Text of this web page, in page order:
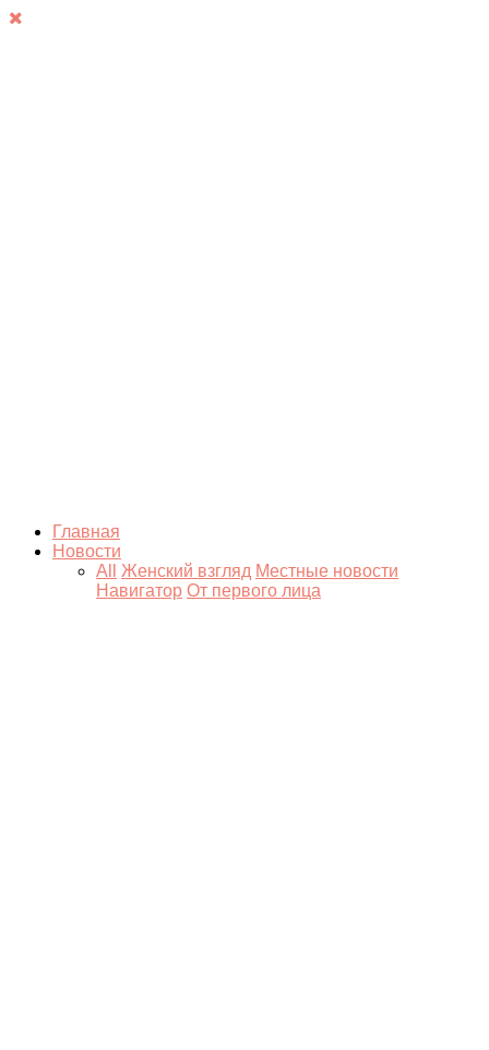
Главная
Новости
All
Женский взгляд Местные новости
Навигатор От первого лица